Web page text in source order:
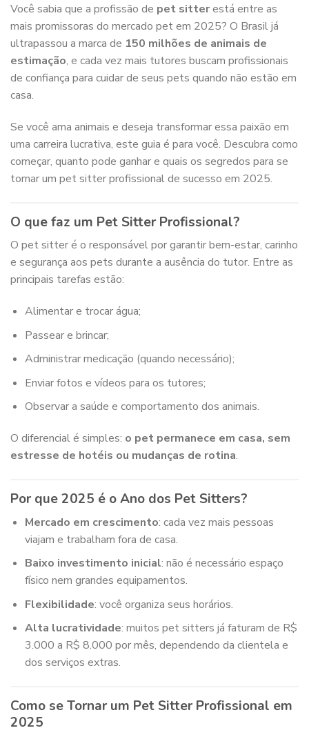
Você sabia que a profissão de pet sitterestá entre as
mais promissoras do mercado pet em 2025? O Brasil já
ultrapassou a marca de 150 milhões de animais de
estimação, e cada vez mais tutores buscam profissionais
de confiança para cuidar de seus pets quando não estão em
casa.
Se você ama animais e deseja transformar essa paixão em
uma carreira lucrativa, este guia é para você. Descubra como
começar, quanto pode ganhar e quais os segredos para se
tornar um pet sitter profissional de sucesso em 2025.
O que faz um Pet Sitter Profissional?
O pet sitter é o responsável por garantir bem-estar, carinho
e segurança aos pets durante a ausência do tutor. Entre as
principais tarefas estão:
Alimentar e trocar água;
Passear e brincar;
Administrar medicação (quando necessário);
Enviar fotos e vídeos para os tutores;
Observar a saúde e comportamento dos animais.
O diferencial é simples: o pet permanece em casa, sem
estresse de hotéis ou mudanças de rotina.
Por que 2025 é o Ano dos Pet Sitters?
Mercado em crescimento: cada vez mais pessoas
viajam e trabalham fora de casa.
Baixo investimento inicial: não é necessário espaço
físico nem grandes equipamentos.
Flexibilidade: você organiza seus horários.
Alta lucratividade: muitos pet sitters já faturam de R$
3.000 a R$ 8.000 por mês, dependendo da clientela e
dos serviços extras.
Como se Tornar um Pet Sitter Profissional em
2025